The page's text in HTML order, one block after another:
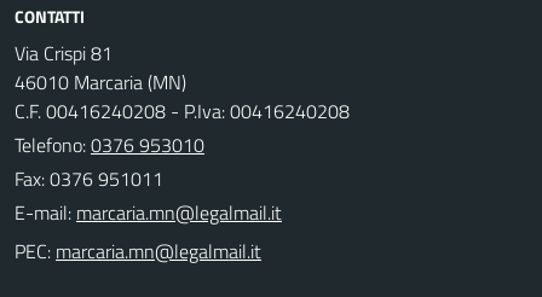
CONTATTI
Via Crispi 81
46010 Marcaria (MN)
C.F. 00416240208 - P.Iva: 00416240208
Telefono:0376 953010
Fax: 0376 951011
E-mail:
PEC: